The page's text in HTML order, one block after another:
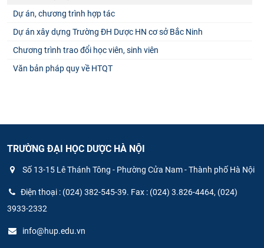
Dự án, chương trình hợp tác
Dự án xây dựng Trường ĐH Dược HN cơ sở Bắc Ninh
Chương trình trao đổi học viên, sinh viên
Văn bản pháp quy về HTQT
TRƯỜNG ĐẠI HỌC DƯỢC HÀ NỘI
Số 13-15 Lê Thánh Tông - Phường Cửa Nam - Thành phố Hà Nội
Điện thoại : (024) 382-545-39. Fax : (024) 3.826-4464, (024)
3933-2332
info@hup.edu.vn